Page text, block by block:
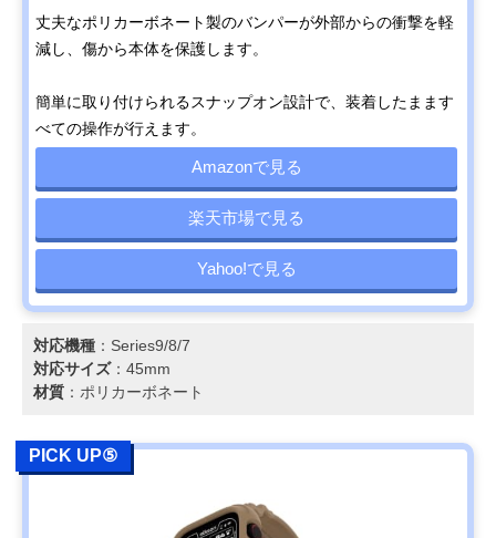
丈夫なポリカーボネート製のバンパーが外部からの衝撃を軽
減し、傷から本体を保護します。
簡単に取り付けられるスナップオン設計で、装着したまます
べての操作が行えます。
Amazonで見る
楽天市場で見る
Yahoo!で見る
対応機種 ：Series9/8/7
対応サイズ：45mm
材質 ：ポリカーボネート
PICK UP⑤